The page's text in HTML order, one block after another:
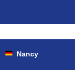
Nancy